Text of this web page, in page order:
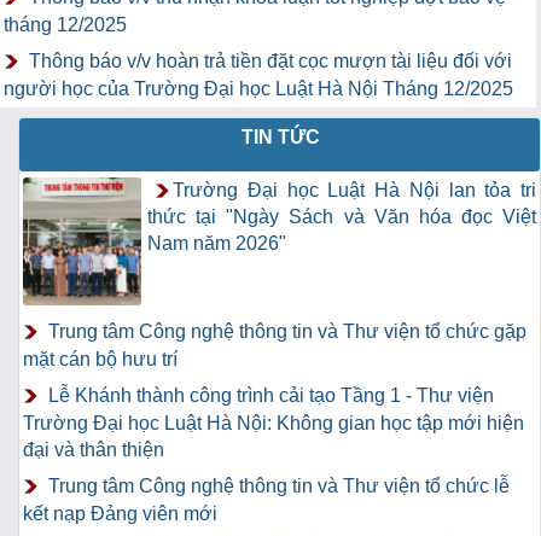
tháng 12/2025
Thông báo v/v hoàn trả tiền đặt cọc mượn tài liệu đối với
người học của Trường Đại học Luật Hà Nội Tháng 12/2025
TIN TỨC
Trường Đại học Luật Hà Nội lan tỏa tri
thức tại "Ngày Sách và Văn hóa đọc Việt
Nam năm 2026"
Trung tâm Công nghệ thông tin và Thư viện tổ chức gặp
mặt cán bộ hưu trí
Lễ Khánh thành công trình cải tạo Tầng 1 - Thư viện
Trường Đại học Luật Hà Nội: Không gian học tập mới hiện
đại và thân thiện
Trung tâm Công nghệ thông tin và Thư viện tổ chức lễ
kết nạp Đảng viên mới